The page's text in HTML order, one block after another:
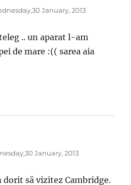
January, 2013
.. un aparat l-am
de mare :(( sarea aia
January, 2013
să vizitez Cambridge.